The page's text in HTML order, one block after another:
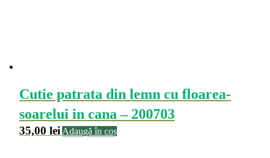
Cutie patrata din lemn cu floarea-
soarelui in cana – 200703
35,00 lei Adaugă în coș